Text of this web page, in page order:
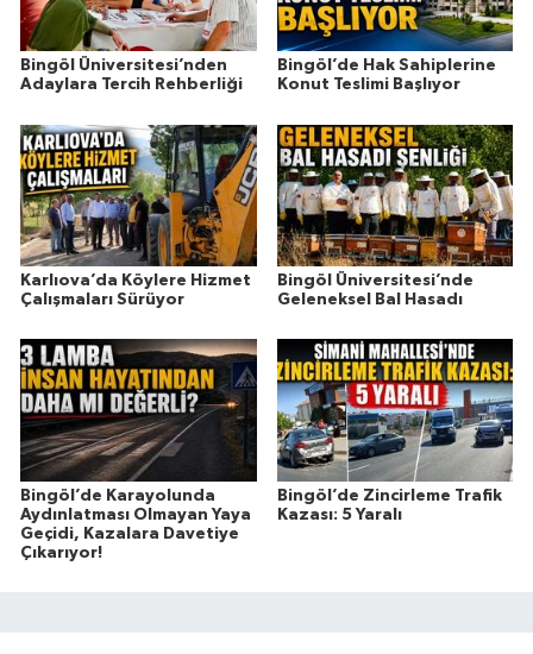
Bingöl Üniversitesi’nden
Adaylara Tercih Rehberliği
Bingöl’de Hak Sahiplerine
Konut Teslimi Başlıyor
Karlıova’da Köylere Hizmet
Çalışmaları Sürüyor
Bingöl Üniversitesi’nde
Geleneksel Bal Hasadı
Bingöl’de Karayolunda
Aydınlatması Olmayan Yaya
Geçidi, Kazalara Davetiye
Çıkarıyor!
Bingöl’de Zincirleme Trafik
Kazası: 5 Yaralı